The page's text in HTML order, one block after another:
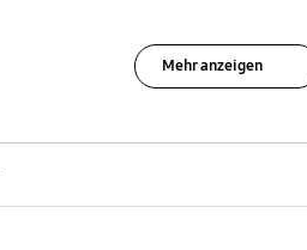
Mehr anzeigen